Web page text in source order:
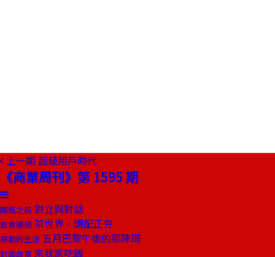
上一期 超級用戶時代
《商業周刊》第 1595 期
開瓶之前 對立與對話
旅食隨想 茶世界，調配正夯
移動的生活 五月巴黎午後的那陣雨
封面故事 來我家吃飯